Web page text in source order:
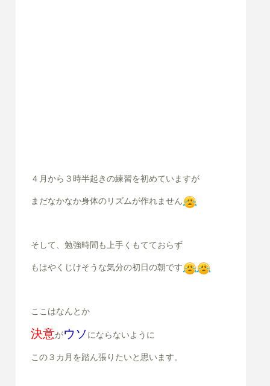
４月から３時半起きの練習を初めていますが
まだなかなか身体のリズムが作れません
そして、勉強時間も上手くもてておらず
もはやくじけそうな気分の初日の朝です
ここはなんとか
決意がウソ にならないように
この３カ月を踏ん張りたいと思います。